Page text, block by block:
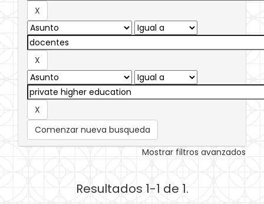
Comenzar nueva busqueda
Mostrar filtros avanzados
Resultados 1-1 de 1.